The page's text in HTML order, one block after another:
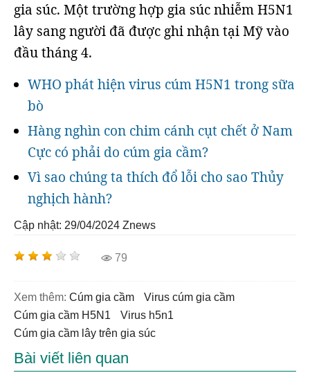
gia súc. Một trường hợp gia súc nhiễm H5N1
lây sang người đã được ghi nhận tại Mỹ vào
đầu tháng 4.
WHO phát hiện virus cúm H5N1 trong sữa
bò
Hàng nghìn con chim cánh cụt chết ở Nam
Cực có phải do cúm gia cầm?
Vì sao chúng ta thích đổ lỗi cho sao Thủy
nghịch hành?
Cập nhật: 29/04/2024 Znews
79
Xem thêm: cúm gia cầm
virus cúm gia cầm
Cúm gia cầm H5N1
virus h5n1
cúm gia cầm lây trên gia súc
Bài viết liên quan